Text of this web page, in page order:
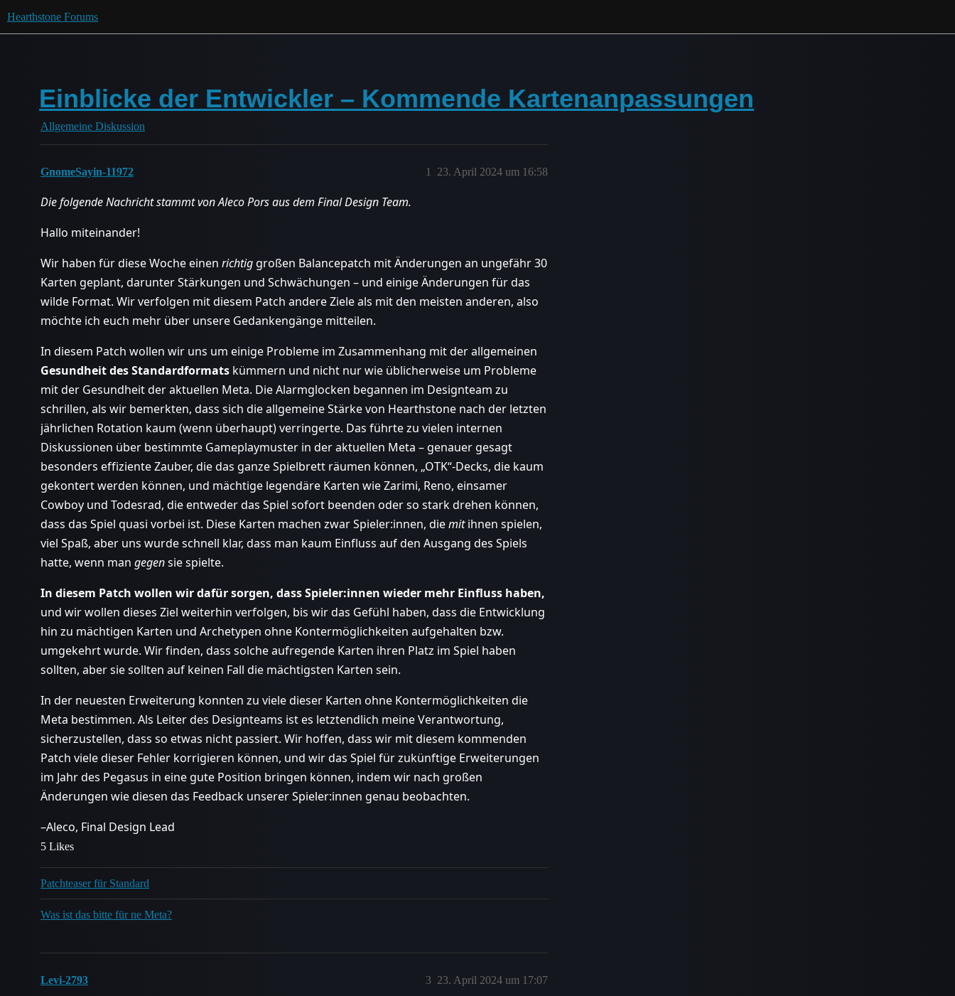
Hearthstone Forums
Einblicke der Entwickler – Kommende Kartenanpassungen
Allgemeine Diskussion
GnomeSayin-11972 23. April 2024 um 16:58
1
Die folgende Nachricht stammt von Aleco Pors aus dem Final Design Team.
Hallo miteinander!
Wir haben für diese Woche einen richtig großen Balancepatch mit Änderungen an ungefähr 30
Karten geplant, darunter Stärkungen und Schwächungen – und einige Änderungen für das
wilde Format. Wir verfolgen mit diesem Patch andere Ziele als mit den meisten anderen, also
möchte ich euch mehr über unsere Gedankengänge mitteilen.
In diesem Patch wollen wir uns um einige Probleme im Zusammenhang mit der allgemeinen
Gesundheit des Standardformats kümmern und nicht nur wie üblicherweise um Probleme
mit der Gesundheit der aktuellen Meta. Die Alarmglocken begannen im Designteam zu
schrillen, als wir bemerkten, dass sich die allgemeine Stärke von Hearthstone nach der letzten
jährlichen Rotation kaum (wenn überhaupt) verringerte. Das führte zu vielen internen
Diskussionen über bestimmte Gameplaymuster in der aktuellen Meta – genauer gesagt
besonders effiziente Zauber, die das ganze Spielbrett räumen können, „OTK“-Decks, die kaum
gekontert werden können, und mächtige legendäre Karten wie Zarimi, Reno, einsamer
Cowboy und Todesrad, die entweder das Spiel sofort beenden oder so stark drehen können,
dass das Spiel quasi vorbei ist. Diese Karten machen zwar Spieler:innen, diemitihnen spielen,
viel Spaß, aber uns wurde schnell klar, dass man kaum Einfluss auf den Ausgang des Spiels
hatte, wenn man gegensie spielte.
In diesem Patch wollen wir dafür sorgen, dass Spieler:innen wieder mehr Einfluss haben,
und wir wollen dieses Ziel weiterhin verfolgen, bis wir das Gefühl haben, dass die Entwicklung
hin zu mächtigen Karten und Archetypen ohne Kontermöglichkeiten aufgehalten bzw.
umgekehrt wurde. Wir finden, dass solche aufregende Karten ihren Platz im Spiel haben
sollten, aber sie sollten auf keinen Fall die mächtigsten Karten sein.
In der neuesten Erweiterung konnten zu viele dieser Karten ohne Kontermöglichkeiten die
Meta bestimmen. Als Leiter des Designteams ist es letztendlich meine Verantwortung,
sicherzustellen, dass so etwas nicht passiert. Wir hoffen, dass wir mit diesem kommenden
Patch viele dieser Fehler korrigieren können, und wir das Spiel für zukünftige Erweiterungen
im Jahr des Pegasus in eine gute Position bringen können, indem wir nach großen
Änderungen wie diesen das Feedback unserer Spieler:innen genau beobachten.
–Aleco, Final Design Lead
5 Likes
Patchteaser für Standard
Was ist das bitte für ne Meta?
Levi-2793 23. April 2024 um 17:07
3